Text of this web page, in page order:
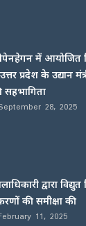
में आयोजित
प्रदेश के उद्यान
सहभागिता
28, 2025
द्वारा
की समीक्षा की
11, 2025